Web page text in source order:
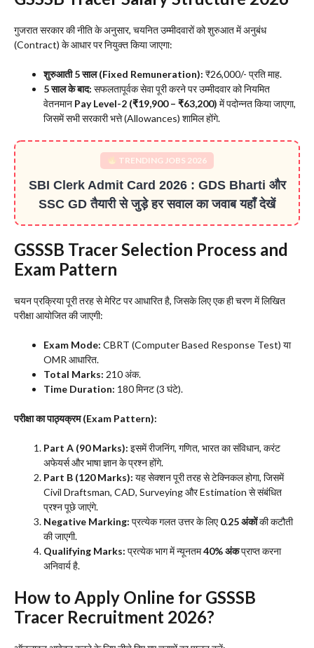
​गुजरात सरकार की नीति के अनुसार, चयनित उम्मीदवारों को शुरुआत में अनुबंध
(Contract) के आधार पर नियुक्त किया जाएगा:
शुरुआती 5 साल (Fixed Remuneration): ₹26,000/- प्रति माह.
5 साल के बाद: सफलतापूर्वक सेवा पूरी करने पर उम्मीदवार को नियमित
वेतनमान Pay Level-2 (₹19,900 – ₹63,200) में पदोन्नत किया जाएगा,
जिसमें सभी सरकारी भत्ते (Allowances) शामिल होंगे.
TRENDING JOBS 2026
SBI Clerk Admit Card 2026 : GDS Bharti और
SSC GD तैयारी से जुड़े हर सवाल का जवाब यहाँ देखें
​GSSSB Tracer Selection Process and
Exam Pattern
​चयन प्रक्रिया पूरी तरह से मेरिट पर आधारित है, जिसके लिए एक ही चरण में लिखित
परीक्षा आयोजित की जाएगी:
Exam Mode: CBRT (Computer Based Response Test) या
OMR आधारित.
Total Marks: 210 अंक.
Time Duration: 180 मिनट (3 घंटे).
परीक्षा का पाठ्यक्रम (Exam Pattern):
Part A (90 Marks): इसमें रीजनिंग, गणित, भारत का संविधान, करंट
अफेयर्स और भाषा ज्ञान के प्रश्न होंगे.
Part B (120 Marks): यह सेक्शन पूरी तरह से टेक्निकल होगा, जिसमें
Civil Draftsman, CAD, Surveying और Estimation से संबंधित
प्रश्न पूछे जाएंगे.
Negative Marking: प्रत्येक गलत उत्तर के लिए0.25 अंकोंकी कटौती
की जाएगी.
Qualifying Marks: प्रत्येक भाग में न्यूनतम40% अंकप्राप्त करना
अनिवार्य है.
​How to Apply Online for GSSSB
Tracer Recruitment 2026?